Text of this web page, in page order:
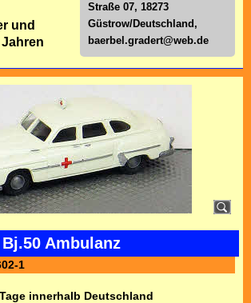
Straße 07, 18273
Güstrow/Deutschland,
baerbel.gradert@web.de
und
Ambulanz
1
innerhalb Deutschland